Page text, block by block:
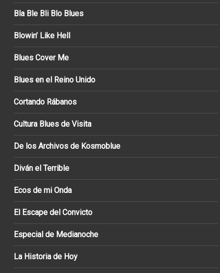
Bla Ble Bli Blo Blues
Blowin’ Like Hell
Blues Cover Me
Blues en el Reino Unido
Cortando Rábanos
Cultura Blues de Visita
De los Archivos de Kosmoblue
Diván el Terrible
Ecos de mi Onda
El Escape del Convicto
Especial de Medianoche
La Historia de Hoy